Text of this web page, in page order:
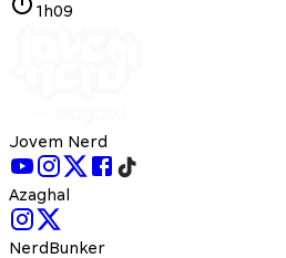
1h09
Jovem Nerd
Azaghal
NerdBunker